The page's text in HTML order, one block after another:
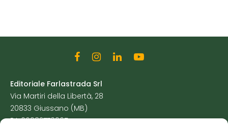
Editoriale Farlastrada Srl
Via Martiri della Libertà, 28
20833 Giussano (MB)
P.I. 06982770965